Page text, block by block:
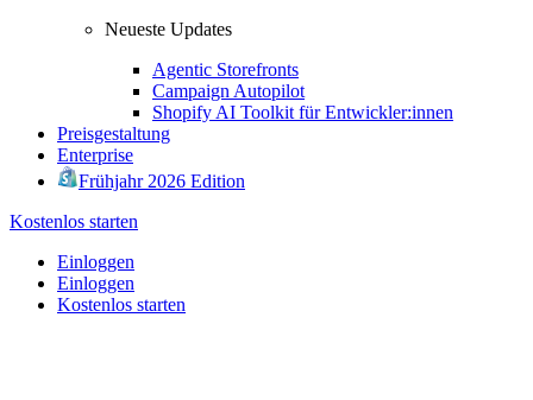
Neueste Updates
Agentic Storefronts
Campaign Autopilot
Shopify AI Toolkit für Entwickler:innen
Preisgestaltung
Enterprise
Frühjahr 2026 Edition
Kostenlos starten
Einloggen
Einloggen
Kostenlos starten